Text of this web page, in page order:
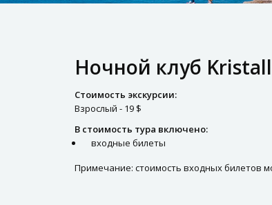
Ночной клуб
Стоимость экскурсии:
Взрослый - 19 $
В стоимость тура включено:
входные билеты
Примечание: стоимость входных билетов